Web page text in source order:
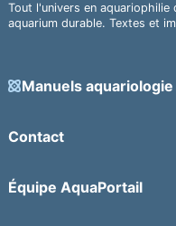
Tout l'univers en
aquarium durable. Textes et
Manuels aquariologie
Contact
Équipe AquaPortail